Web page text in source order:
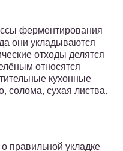
ферментирования
они укладываются
отходы делятся
относятся
кухонные
солома, сухая листва.
правильной укладке